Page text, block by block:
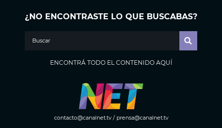
¿NO ENCONTRASTE LO QUE BUSCABAS?
ENCONTRÁ TODO EL CONTENIDO AQUÍ
contacto@canalnet.tv/ prensa@canalnet.tv